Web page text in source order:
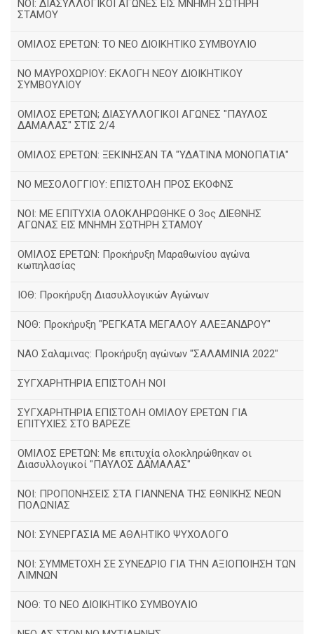
ΝΟΙ: ΔΙΑΣΥΛΛΟΓΙΚΟΙ ΑΓΩΝΕΣ ΕΙΣ ΜΝΗΜΗ ΣΩΤΗΡΗ
ΣΤΑΜΟΥ
ΟΜΙΛΟΣ ΕΡΕΤΩΝ: ΤΟ ΝΕΟ ΔΙΟΙΚΗΤΙΚΟ ΣΥΜΒΟΥΛΙΟ
ΝΟ ΜΑΥΡΟΧΩΡΙΟΥ: ΕΚΛΟΓΗ ΝΕΟΥ ΔΙΟΙΚΗΤΙΚΟΥ
ΣΥΜΒΟΥΛΙΟΥ
ΟΜΙΛΟΣ ΕΡΕΤΩΝ; ΔΙΑΣΥΛΛΟΓΙΚΟΙ ΑΓΩΝΕΣ "ΠΑΥΛΟΣ
ΔΑΜΑΛΑΣ" ΣΤΙΣ 2/4
ΟΜΙΛΟΣ ΕΡΕΤΩΝ: ΞΕΚΙΝΗΣΑΝ ΤΑ "ΥΔΑΤΙΝΑ ΜΟΝΟΠΑΤΙΑ"
ΝΟ ΜΕΣΟΛΟΓΓΙΟΥ: ΕΠΙΣΤΟΛΗ ΠΡΟΣ ΕΚΟΦΝΣ
NOI: ΜΕ ΕΠΙΤΥΧΙΑ ΟΛΟΚΛΗΡΩΘΗΚΕ Ο 3ος ΔΙΕΘΝΗΣ
ΑΓΩΝΑΣ ΕΙΣ ΜΝΗΜΗ ΣΩΤΗΡΗ ΣΤΑΜΟΥ
ΟΜΙΛΟΣ ΕΡΕΤΩΝ: Προκήρυξη Μαραθωνίου αγώνα
κωπηλασίας
ΙΟΘ: Προκήρυξη Διασυλλογικών Αγώνων
ΝΟΘ: Προκήρυξη "ΡΕΓΚΑΤΑ ΜΕΓΑΛΟΥ ΑΛΕΞΑΝΔΡΟΥ"
ΝΑΟ Σαλαμινας: Προκήρυξη αγώνων "ΣΑΛΑΜΙΝΙΑ 2022"
ΣΥΓΧΑΡΗΤΗΡΙΑ ΕΠΙΣΤΟΛΗ ΝΟΙ
ΣΥΓΧΑΡΗΤΗΡΙΑ ΕΠΙΣΤΟΛΗ ΟΜΙΛΟΥ ΕΡΕΤΩΝ ΓΙΑ
ΕΠΙΤΥΧΙΕΣ ΣΤΟ ΒΑΡΕΖΕ
ΟΜΙΛΟΣ ΕΡΕΤΩΝ: Με επιτυχία ολοκληρώθηκαν οι
Διασυλλογικοί "ΠΑΥΛΟΣ ΔΑΜΑΛΑΣ"
ΝΟΙ: ΠΡΟΠΟΝΗΣΕΙΣ ΣΤΑ ΓΙΑΝΝΕΝΑ ΤΗΣ ΕΘΝΙΚΗΣ ΝΕΩΝ
ΠΟΛΩΝΙΑΣ
ΝΟΙ: ΣΥΝΕΡΓΑΣΙΑ ΜΕ ΑΘΛΗΤΙΚΟ ΨΥΧΟΛΟΓΟ
ΝΟΙ: ΣΥΜΜΕΤΟΧΗ ΣΕ ΣΥΝΕΔΡΙΟ ΓΙΑ ΤΗΝ ΑΞΙΟΠΟΙΗΣΗ ΤΩΝ
ΛΙΜΝΩΝ
ΝΟΘ: ΤΟ ΝΕΟ ΔΙΟΙΚΗΤΙΚΟ ΣΥΜΒΟΥΛΙΟ